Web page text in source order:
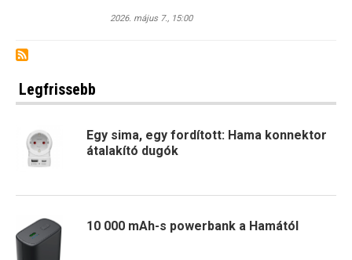
2026. május 7., 15:00
Legfrissebb
Egy sima, egy fordított: Hama konnektor
átalakító dugók
10 000 mAh-s powerbank a Hamától